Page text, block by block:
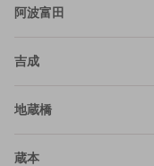
阿波富田
吉成
地蔵橋
蔵本